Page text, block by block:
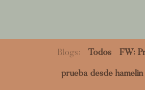
Blogs: Todos FW:
prueba desde